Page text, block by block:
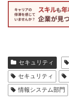
セキュリティ
セキュリティ
情報システム部門